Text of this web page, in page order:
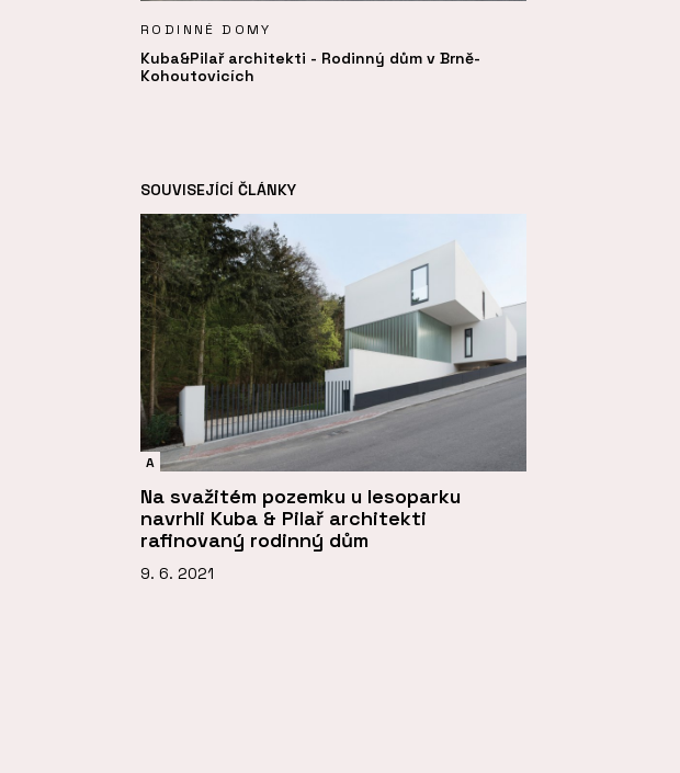
RODINNÉ DOMY
Kuba&Pilař architekti - Rodinný dům v Brně-
Kohoutovicích
SOUVISEJÍCÍ ČLÁNKY
A
Na svažitém pozemku u lesoparku
navrhli Kuba & Pilař architekti
rafinovaný rodinný dům
9. 6. 2021